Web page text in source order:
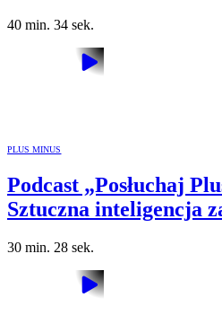
40 min. 34 sek.
PLUS MINUS
Podcast „Posłuchaj
Sztuczna inteligencja
30 min. 28 sek.